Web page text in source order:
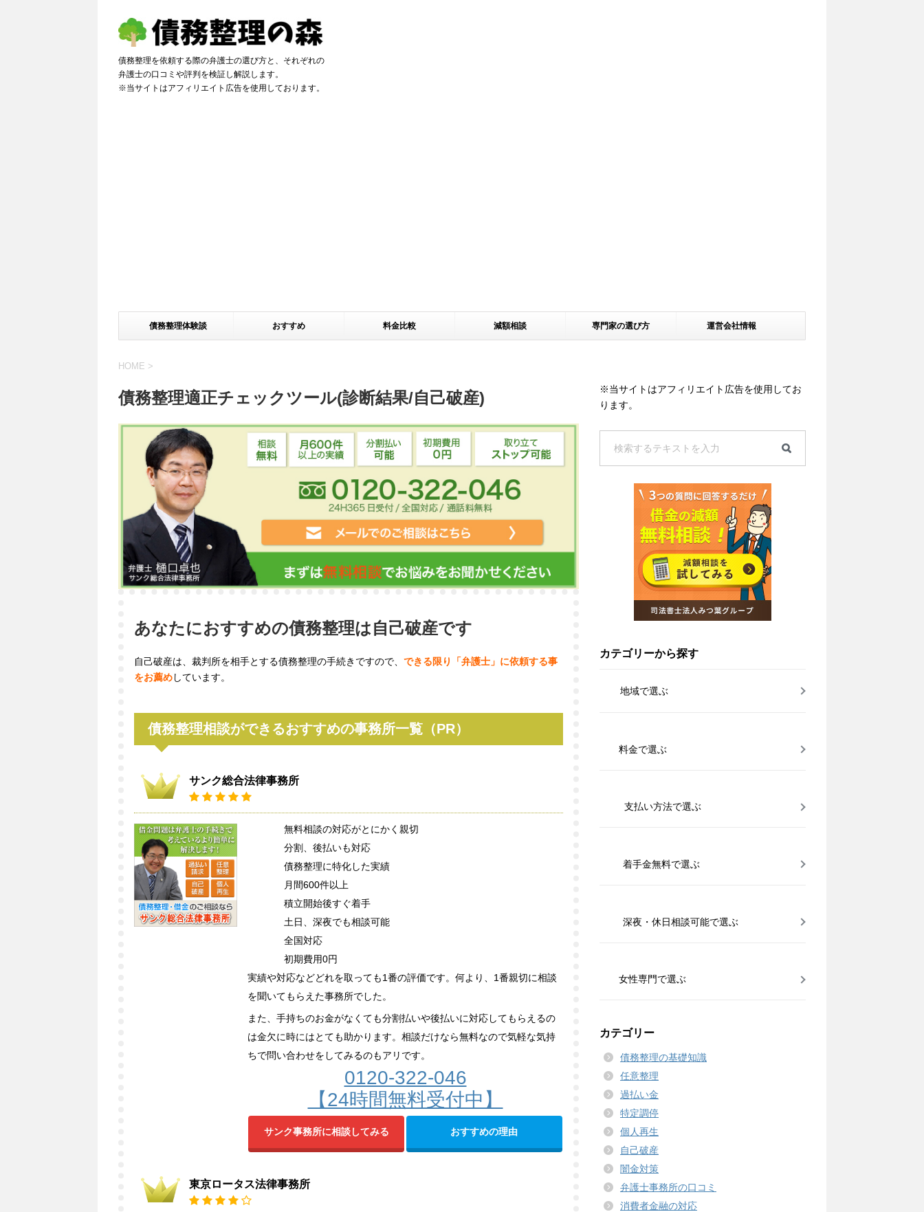
債務整理を依頼する際の弁護士の選び方と、それぞれの
弁護士の口コミや評判を検証し解説します。
※当サイトはアフィリエイト広告を使用しております。
債務整理体験談 おすすめ 料金比較 減額相談 専門家の選び方 運営会社情報
HOME >
債務整理適正チェックツール(診断結果/自己破産)
あなたにおすすめの債務整理は自己破産です
自己破産は、裁判所を相手とする債務整理の手続きですので、 できる限り「弁護士」に依頼する事
をお薦めしています。
債務整理相談ができるおすすめの事務所一覧（PR）
サンク総合法律事務所
無料相談の対応がとにかく親切
分割、後払いも対応
債務整理に特化した実績
月間600件以上
積立開始後すぐ着手
土日、深夜でも相談可能
全国対応
初期費用0円
実績や対応などどれを取っても1番の評価です。何より、1番親切に相談
を聞いてもらえた事務所でした。
また、手持ちのお金がなくても分割払いや後払いに対応してもらえるの
は金欠に時にはとても助かります。相談だけなら無料なので気軽な気持
ちで問い合わせをしてみるのもアリです。
0120-322-046
【24時間無料受付中】
おすすめの理由
サンク事務所に相談してみる
東京ロータス法律事務所
※当サイトはアフィリエイト広告を使用してお
ります。
カテゴリーから探す
地域で選ぶ
料金で選ぶ
支払い方法で選ぶ
着手金無料で選ぶ
深夜・休日相談可能で選ぶ
女性専門で選ぶ
カテゴリー
債務整理の基礎知識
任意整理
過払い金
特定調停
個人再生
自己破産
闇金対策
弁護士事務所の口コミ
消費者金融の対応